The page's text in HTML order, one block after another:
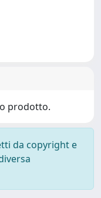
prodotto.
da copyright e